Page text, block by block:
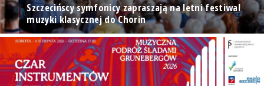
Szczecińscy symfonicy zapraszają na letni festiwal
muzyki klasycznej do Chorin